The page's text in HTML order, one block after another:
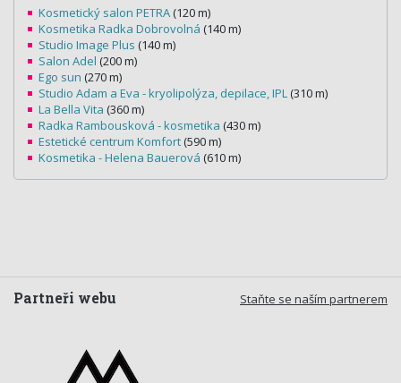
Kosmetický salon PETRA (120 m)
Kosmetika Radka Dobrovolná (140 m)
Studio Image Plus (140 m)
Salon Adel (200 m)
Ego sun (270 m)
Studio Adam a Eva - kryolipolýza, depilace, IPL (310 m)
La Bella Vita (360 m)
Radka Rambousková - kosmetika (430 m)
Estetické centrum Komfort (590 m)
Kosmetika - Helena Bauerová (610 m)
Staňte se naším partnerem
Partneři webu